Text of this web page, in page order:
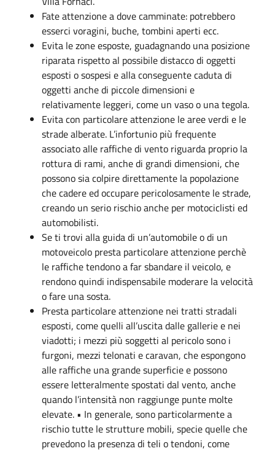
Fate attenzione a dove camminate: potrebbero
esserci voragini, buche, tombini aperti ecc.
Evita le zone esposte, guadagnando una posizione
riparata rispetto al possibile distacco di oggetti
esposti o sospesi e alla conseguente caduta di
oggetti anche di piccole dimensioni e
relativamente leggeri, come un vaso o una tegola.
Evita con particolare attenzione le aree verdi e le
strade alberate. L’infortunio più frequente
associato alle raffiche di vento riguarda proprio la
rottura di rami, anche di grandi dimensioni, che
possono sia colpire direttamente la popolazione
che cadere ed occupare pericolosamente le strade,
creando un serio rischio anche per motociclisti ed
automobilisti.
Se ti trovi alla guida di un’automobile o di un
motoveicolo presta particolare attenzione perchè
le raffiche tendono a far sbandare il veicolo, e
rendono quindi indispensabile moderare la velocità
o fare una sosta.
Presta particolare attenzione nei tratti stradali
esposti, come quelli all’uscita dalle gallerie e nei
viadotti; i mezzi più soggetti al pericolo sono i
furgoni, mezzi telonati e caravan, che espongono
alle raffiche una grande superficie e possono
essere letteralmente spostati dal vento, anche
quando l’intensità non raggiunge punte molte
elevate. • In generale, sono particolarmente a
rischio tutte le strutture mobili, specie quelle che
prevedono la presenza di teli o tendoni, come